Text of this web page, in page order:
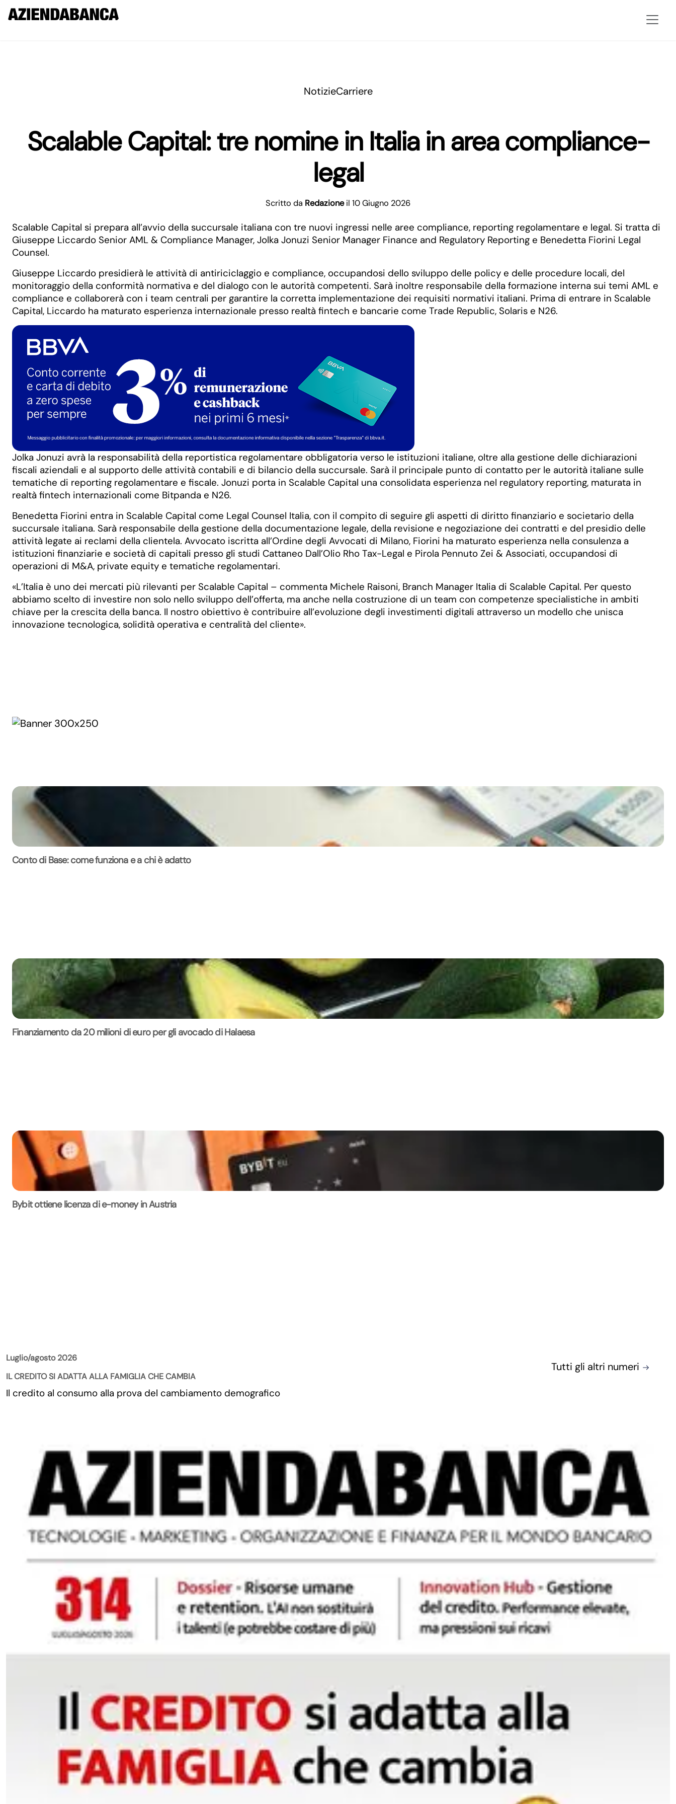
NotizieCarriere
Scalable Capital: tre nomine in Italia in area compliance-
legal
Scritto da Redazione il 10 Giugno 2026
Scalable Capital si prepara all’avvio della succursale italiana con tre nuovi ingressi nelle aree compliance, reporting regolamentare e legal. Si tratta di
Giuseppe Liccardo Senior AML & Compliance Manager, Jolka Jonuzi Senior Manager Finance and Regulatory Reporting e Benedetta Fiorini Legal
Counsel.
Giuseppe Liccardo presidierà le attività di antiriciclaggio e compliance, occupandosi dello sviluppo delle policy e delle procedure locali, del
monitoraggio della conformità normativa e del dialogo con le autorità competenti. Sarà inoltre responsabile della formazione interna sui temi AML e
compliance e collaborerà con i team centrali per garantire la corretta implementazione dei requisiti normativi italiani. Prima di entrare in Scalable
Capital, Liccardo ha maturato esperienza internazionale presso realtà fintech e bancarie come Trade Republic, Solaris e N26.
Jolka Jonuzi avrà la responsabilità della reportistica regolamentare obbligatoria verso le istituzioni italiane, oltre alla gestione delle dichiarazioni
fiscali aziendali e al supporto delle attività contabili e di bilancio della succursale. Sarà il principale punto di contatto per le autorità italiane sulle
tematiche di reporting regolamentare e fiscale. Jonuzi porta in Scalable Capital una consolidata esperienza nel regulatory reporting, maturata in
realtà fintech internazionali come Bitpanda e N26.
Benedetta Fiorini entra in Scalable Capital come Legal Counsel Italia, con il compito di seguire gli aspetti di diritto finanziario e societario della
succursale italiana. Sarà responsabile della gestione della documentazione legale, della revisione e negoziazione dei contratti e del presidio delle
attività legate ai reclami della clientela. Avvocato iscritta all’Ordine degli Avvocati di Milano, Fiorini ha maturato esperienza nella consulenza a
istituzioni finanziarie e società di capitali presso gli studi Cattaneo Dall’Olio Rho Tax-Legal e Pirola Pennuto Zei & Associati, occupandosi di
operazioni di M&A, private equity e tematiche regolamentari.
«L’Italia è uno dei mercati più rilevanti per Scalable Capital – commenta Michele Raisoni, Branch Manager Italia di Scalable Capital. Per questo
abbiamo scelto di investire non solo nello sviluppo dell’offerta, ma anche nella costruzione di un team con competenze specialistiche in ambiti
chiave per la crescita della banca. Il nostro obiettivo è contribuire all’evoluzione degli investimenti digitali attraverso un modello che unisca
innovazione tecnologica, solidità operativa e centralità del cliente».
Conto di Base: come funziona e a chi è adatto
Finanziamento da 20 milioni di euro per gli avocado di Halaesa
Bybit ottiene licenza di e-money in Austria
Luglio/agosto 2026
IL CREDITO SI ADATTA ALLA FAMIGLIA CHE CAMBIA
Il credito al consumo alla prova del cambiamento demografico
Tutti gli altri numeri